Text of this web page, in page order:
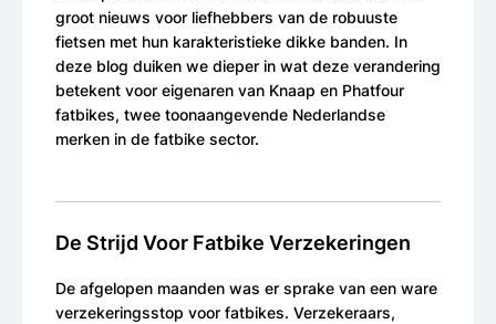
groot nieuws voor liefhebbers van de robuuste
fietsen met hun karakteristieke dikke banden. In
deze blog duiken we dieper in wat deze verandering
betekent voor eigenaren van Knaap en Phatfour
fatbikes, twee toonaangevende Nederlandse
merken in de fatbike sector.
De Strijd Voor Fatbike Verzekeringen
De afgelopen maanden was er sprake van een ware
verzekeringsstop voor fatbikes. Verzekeraars,